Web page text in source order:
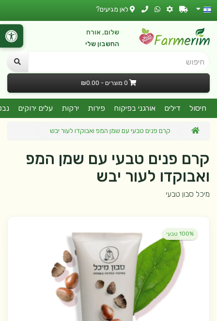
לאן מגיעים?
שלום, אורח
החשבון שלי
חיפוש
0 מוצרים - ₪0.00
חיסול דילים אורגני בפיקוח פירות ירקות עלים ירוקים
קרם פנים טבעי עם שמן המפ ואבוקדו לעור יבש
קרם פנים טבעי עם שמן המפ
ואבוקדו לעור יבש
מיכל סבון טבעי
100% טבעי